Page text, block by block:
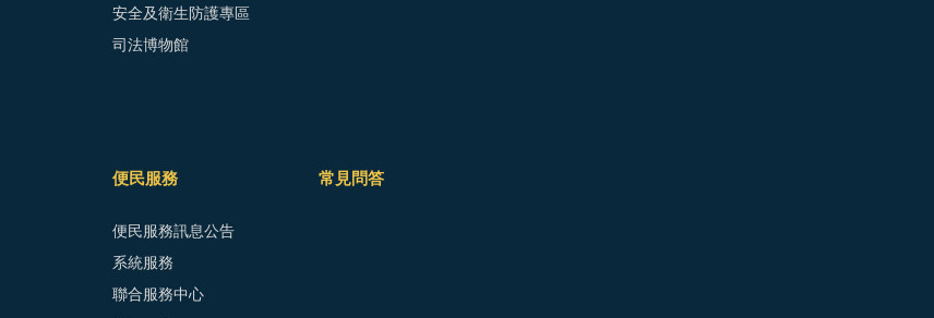
安全及衛生防護專區
司法博物館
便民服務
便民服務訊息公告
系統服務
聯合服務中心
常見問答